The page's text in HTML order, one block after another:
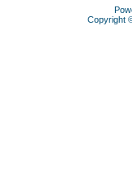
Copyright